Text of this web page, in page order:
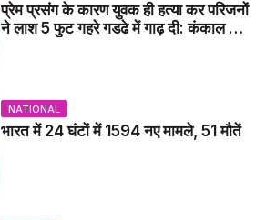
प्रेम प्रसंग के कारण युवक ही हत्या कर परिजनों
ने लाश 5 फुट गहरे गडढे में गाढ़ दी: कंकाल के
NATIONAL
भारत में 24 घंटों में 1594 नए मामले, 51 मौतें